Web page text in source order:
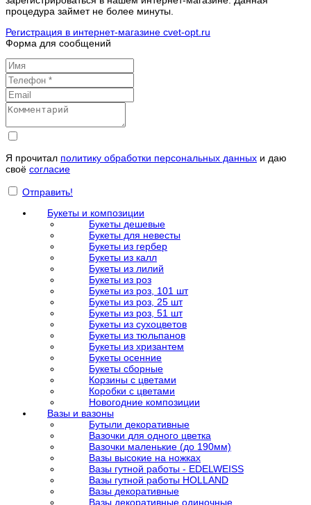
процедура займет не более минуты.
Регистрация в интернет-магазине cvet-opt.ru
Форма для сообщений
Я прочитал политику обработки персональных данных и даю
своё согласие
Отправить!
Букеты и композиции
Букеты дешевые
Букеты для невесты
Букеты из гербер
Букеты из калл
Букеты из лилий
Букеты из роз
Букеты из роз, 101 шт
Букеты из роз, 25 шт
Букеты из роз, 51 шт
Букеты из сухоцветов
Букеты из тюльпанов
Букеты из хризантем
Букеты осенние
Букеты сборные
Корзины с цветами
Коробки с цветами
Новогодние композиции
Вазы и вазоны
Бутыли декоративные
Вазочки для одного цветка
Вазочки маленькие (до 190мм)
Вазы высокие на ножках
Вазы гутной работы - EDELWEISS
Вазы гутной работы HOLLAND
Вазы декоративные
Вазы декоративные одиночные